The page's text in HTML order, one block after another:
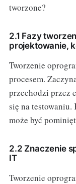
tworzone?
2.1 Fazy
projektowanie,
Tworzenie
procesem.
przechodzi przez
się na
może być
2.2 Znaczenie
IT
Tworzenie